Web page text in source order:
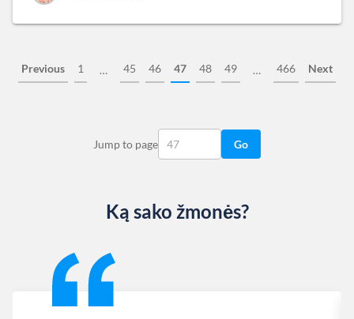
Previous 1 … 45 46 47 48 49 … 466 Next
Jump to page Go
Ką sako žmonės?